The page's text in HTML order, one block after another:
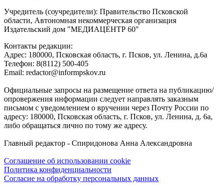
Учредитель (соучредители): Правительство Псковской
области, Автономная некоммерческая организация
Издательский дом "МЕДИАЦЕНТР 60"
Контакты редакции:
Адреc: 180000, Псковская область, г. Псков, ул. Ленина, д.6а
Телефон: 8(8112) 500-405
Email: redactor@informpskov.ru
Официальные запросы на размещение ответа на публикацию/
опровержения информации следует направлять заказным
письмом с уведомлением о вручении через Почту России по
адресу: 180000, Псковская область, г. Псков, ул. Ленина, д. 6а,
либо обращаться лично по тому же адресу.
Главный редактор - Спиридонова Анна Александровна
Соглашение об использовании cookie
Политика конфиденциальности
Согласие на обработку персональных данных